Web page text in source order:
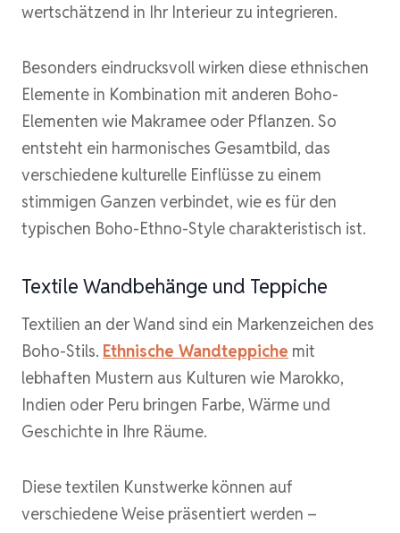
wertschätzend in Ihr Interieur zu integrieren.
Besonders eindrucksvoll wirken diese ethnischen
Elemente in Kombination mit anderen Boho-
Elementen wie Makramee oder Pflanzen. So
entsteht ein harmonisches Gesamtbild, das
verschiedene kulturelle Einflüsse zu einem
stimmigen Ganzen verbindet, wie es für den
typischen Boho-Ethno-Style charakteristisch ist.
Textile Wandbehänge und Teppiche
Textilien an der Wand sind ein Markenzeichen des
Boho-Stils. Ethnische Wandteppiche mit
lebhaften Mustern aus Kulturen wie Marokko,
Indien oder Peru bringen Farbe, Wärme und
Geschichte in Ihre Räume.
Diese textilen Kunstwerke können auf
verschiedene Weise präsentiert werden –